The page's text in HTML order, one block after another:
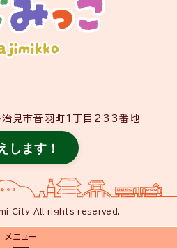
メニュー
市音羽町1丁目233番地
City All rights reserved.
します！